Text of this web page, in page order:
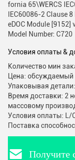
fornia 65\WERCS
IEC60086-2 Clause
eDOC Module [9152]
Model Number: C720
Условия оплаты &
Количество мин
Цена: обсуждаемый
Упаковывая
Время доставки: 2
массовому
Условия оплаты: L/
Поставка
Получите